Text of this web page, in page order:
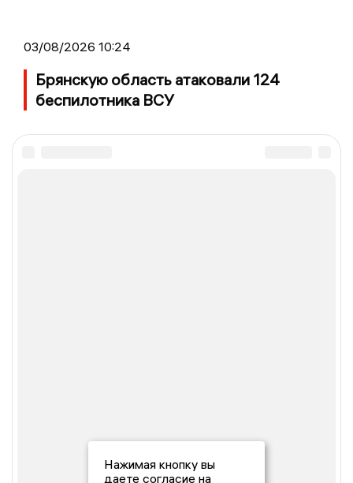
03/08/2026 10:24
Брянскую область атаковали 124
беспилотника ВСУ
Нажимая кнопку вы
даете согласие на